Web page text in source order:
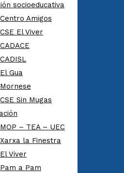
socioeducativa
Centro Amigos
CSE El Viver
CADACE
CADISL
El Gua
Mornese
CSE Sin Mugas
MOP – TEA – UEC
Xarxa la Finestra
El Viver
Pam a Pam